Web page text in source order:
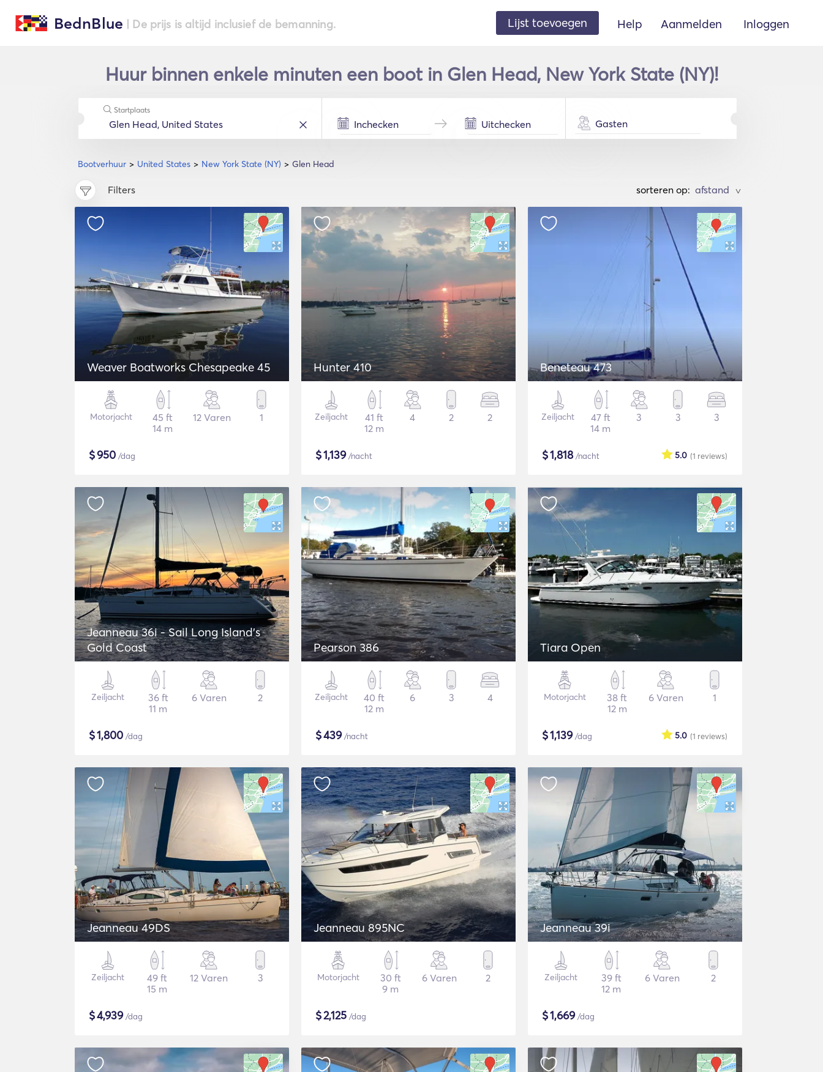
BednBlue | De prijs is altijd inclusief de bemanning. Lijst toevoegen Help Aanmelden Inloggen
Huur binnen enkele minuten een boot in Glen Head, New York State (NY)!
Bootverhuur United States New York State (NY) Glen Head
Startplaats
Gasten
Filters sorteren op: >
Weaver Boatworks Chesapeake 45
Motorjacht
45 ft
14 m
12 Varen 1
$950 /dag
Hunter 410
Zeiljacht
41 ft
12 m
4 2 2
$1,139/nacht
Beneteau 473
Zeiljacht
47 ft
14 m
3 3 3
$1,818/nacht (1 reviews)
5.0
Jeanneau 36i - Sail Long Island's
Gold Coast
Zeiljacht
36 ft
11 m
6 Varen 2
$1,800 /dag
Pearson 386
Zeiljacht
40 ft
12 m
6 3 4
$439/nacht
Tiara Open
Motorjacht
38 ft
12 m
6 Varen 1
$1,139/dag (1 reviews)
5.0
Jeanneau 49DS
Zeiljacht
49 ft
15 m
12 Varen 3
$4,939/dag
Jeanneau 895NC
Motorjacht
30 ft
9 m
6 Varen 2
$2,125 /dag
Jeanneau 39i
Zeiljacht
39 ft
12 m
6 Varen 2
$1,669/dag